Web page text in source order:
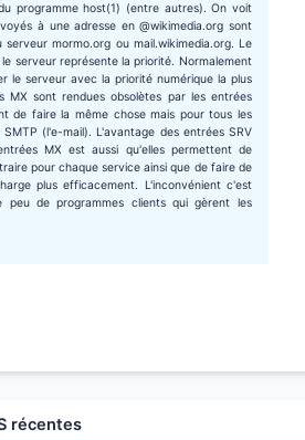
programme host(1) (entre autres). On voit
à une adresse en @wikimedia.org sont
mormo.org ou mail.wikimedia.org. Le
serveur représente la priorité. Normalement
le serveur avec la priorité numérique la plus
MX sont rendues obsolètes par les entrées
de faire la même chose mais pour tous les
(l'e-mail). L'avantage des entrées SRV
MX est aussi qu'elles permettent de
pour chaque service ainsi que de faire de
plus efficacement. L'inconvénient c'est
peu de programmes clients qui gèrent les
récentes